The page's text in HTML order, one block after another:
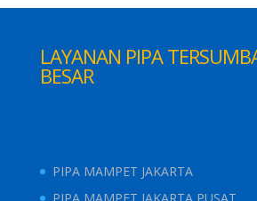
LAYANAN PIPA
BESAR
PIPA MAMPET JAKARTA